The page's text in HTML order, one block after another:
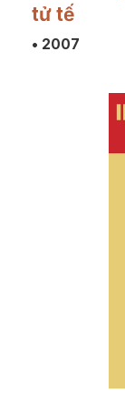
tử tế
• 2007